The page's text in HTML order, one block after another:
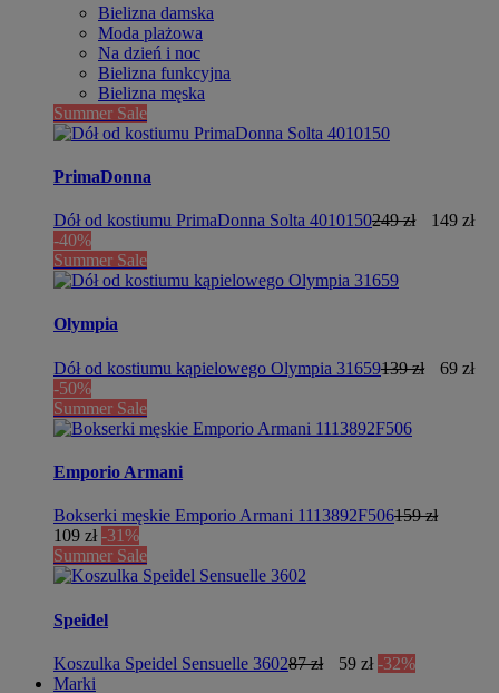
Bielizna damska
Moda plażowa
Na dzień i noc
Bielizna funkcyjna
Bielizna męska
Summer Sale
PrimaDonna
Dół od kostiumu PrimaDonna Solta 4010150249 zł
149 zł
-40%
Summer Sale
Olympia
Dół od kostiumu kąpielowego Olympia 31659139 zł
69 zł
-50%
Summer Sale
Emporio Armani
Bokserki męskie Emporio Armani 1113892F506159 zł
109 zł -31%
Summer Sale
Speidel
Koszulka Speidel Sensuelle 360287 zł 59 zł -32%
Marki